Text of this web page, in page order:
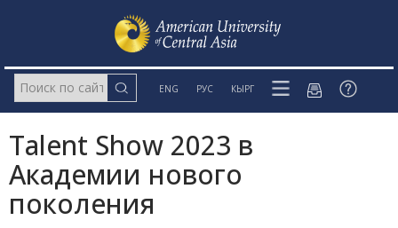
ENG РУС КЫРГ
Talent Show 2023 в
Академии нового
поколения